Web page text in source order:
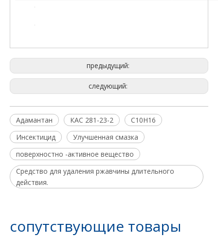
предыдущий:
следующий:
Адамантан КАС 281-23-2
C10H16
Инсектицид
Улучшенная смазка
поверхностно -активное вещество
Средство для удаления ржавчины длительного
действия.
сопутствующие товары